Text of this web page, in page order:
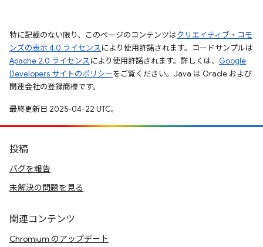
特に記載のない限り、このページのコンテンツはクリエイティブ・コモ
ンズの表示 4.0 ライセンスにより使用許諾されます。コードサンプルは
Apache 2.0 ライセンスにより使用許諾されます。詳しくは、 Google
Developers サイトのポリシーをご覧ください。Java は Oracle および
関連会社の登録商標です。
最終更新日 2025-04-22 UTC。
投稿
バグを報告
未解決の問題を見る
関連コンテンツ
Chromium のアップデート